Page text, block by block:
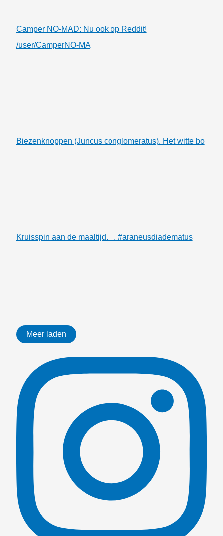
Camper NO-MAD: Nu ook op Reddit!
/user/CamperNO-MA
Biezenknoppen (Juncus conglomeratus). Het witte bo
Kruisspin aan de maaltijd. . . #araneusdiadematus
Meer laden